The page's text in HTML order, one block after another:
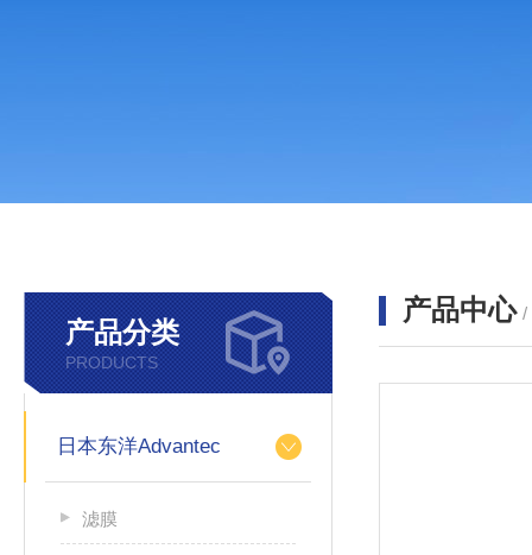
产品分类
PRODUCTS
日本东洋Advantec
滤膜
产品中心 /